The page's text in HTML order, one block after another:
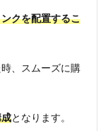
クを配置するこ
、スムーズに購
となります。